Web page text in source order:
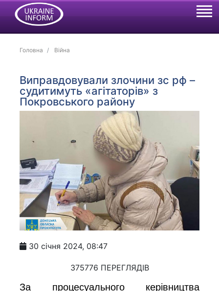
Головна Війна
Виправдовували злочини зс рф –
судитимуть «агітаторів» з
Покровського району
30 січня 2024, 08:47
375776 ПЕРЕГЛЯДІВ
За процесуального керівництва